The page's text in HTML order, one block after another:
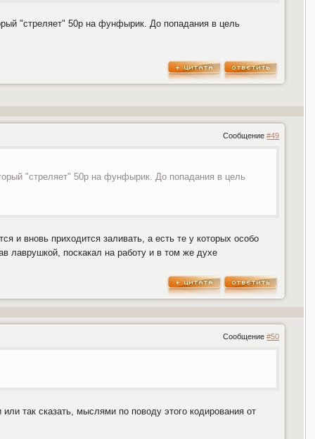
"стреляет" 50р на фунфырик. До попадания в цель
Сообщение#49
"стреляет" 50р на фунфырик. До попадания в цель
и вновь приходится заливать, а есть те у которых особо
лаврушкой, поскакал на работу и в том же духе
Сообщение#50
так сказать, мыслями по поводу этого кодирования от